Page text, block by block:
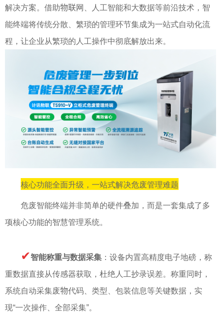
解决方案。 借助物联网、人工智能和大数据等前沿技术，智
能终端将传统分散、繁琐的管理环节集成为一站式自动化流
程，让企业从繁琐的人工操作中彻底解放出来。
核心功能全面升级，一站式解决危废管理难题
危废智能终端并非简单的硬件叠加，而是一套集成了多
项核心功能的智慧管理系统。
✔智能称重与数据采集 ：设备内置高精度电子地磅，称
重数据直接从传感器获取，杜绝人工抄录误差。称重同时，
系统自动采集废物代码、类型、包装信息等关键数据，实
现“一次操作、全部采集”。